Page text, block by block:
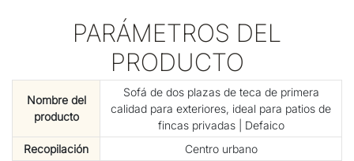
PARÁMETROS DEL
PRODUCTO
Nombre del
producto
Sofá de dos plazas de teca de primera
calidad para exteriores, ideal para patios de
fincas privadas | Defaico
Recopilación
Centro urbano